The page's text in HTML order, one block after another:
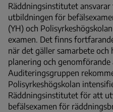
Räddningsinstitutet
utbildningen för
(YH) och
examen. Det finns
när det gäller samarbete
planering och
Auditeringsgruppen
Polisyrkeshögskolan
Räddningsinstitutet för att
befälsexamen för